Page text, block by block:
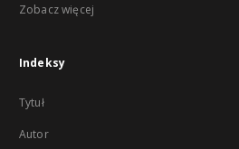
Zobacz więcej
Indeksy
Tytuł
Autor